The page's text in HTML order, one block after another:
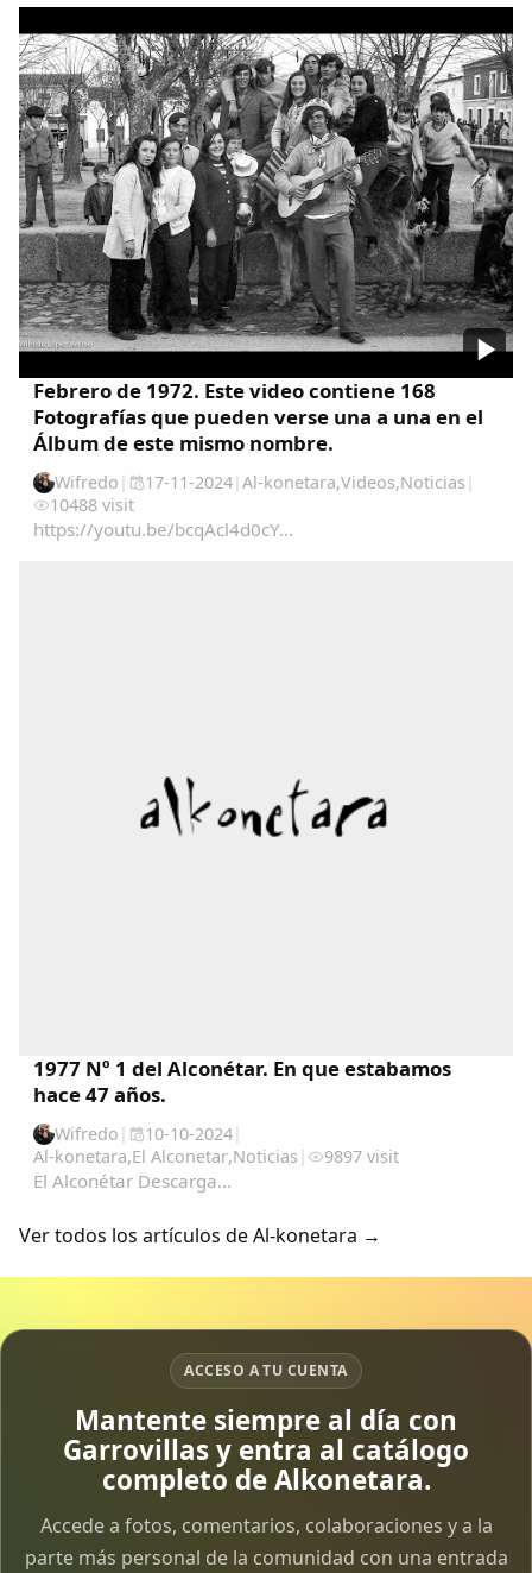
Febrero de 1972. Este video contiene 168
Fotografías que pueden verse una a una en el
Álbum de este mismo nombre.
Wifredo | 17-11-2024| Al-konetara,Videos,Noticias |
10488 visit
https://youtu.be/bcqAcl4d0cY...
1977 Nº 1 del Alconétar. En que estabamos
hace 47 años.
Wifredo | 10-10-2024|
Al-konetara,El Alconetar,Noticias | 9897 visit
El Alconétar Descarga...
Ver todos los artículos de Al-konetara →
ACCESO A TU CUENTA
Mantente siempre al día con
Garrovillas y entra al catálogo
completo de Alkonetara.
Accede a fotos, comentarios, colaboraciones y a la
parte más personal de la comunidad con una entrada
Comparte
Compartir en Facebook
Compartir en Twitter
Copiar enlace